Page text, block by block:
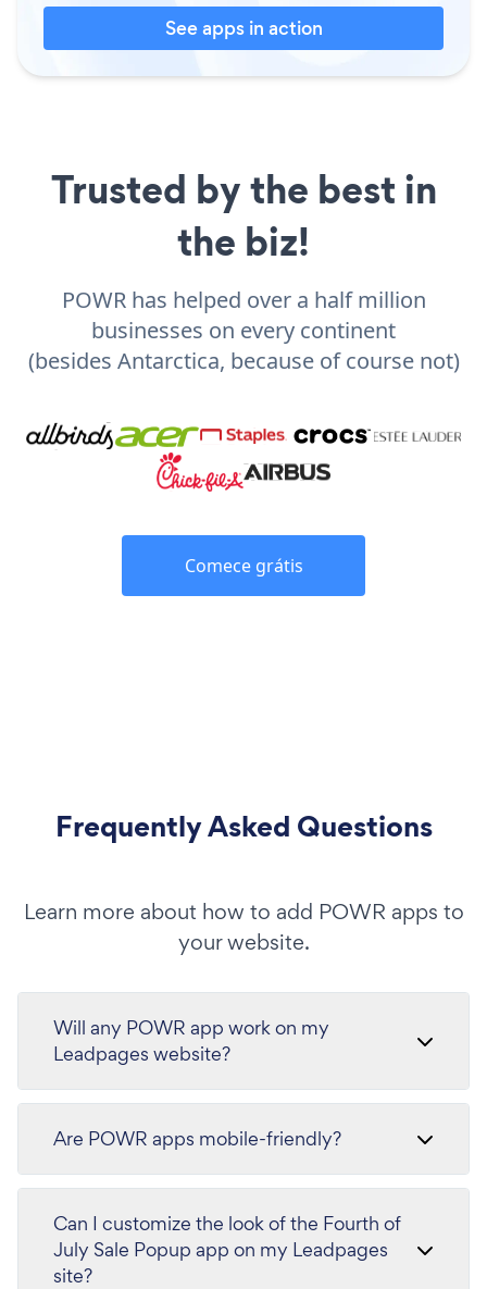
See apps in action
Trusted by the best in
the biz!
POWR has helped over a half million
businesses on every continent
(besides Antarctica, because of course not)
Comece grátis
Frequently Asked Questions
Learn more about how to add POWR apps to
your website.
Will any POWR app work on my
Leadpages website?
Are POWR apps mobile-friendly?
Can I customize the look of the Fourth of
July Sale Popup app on my Leadpages
site?